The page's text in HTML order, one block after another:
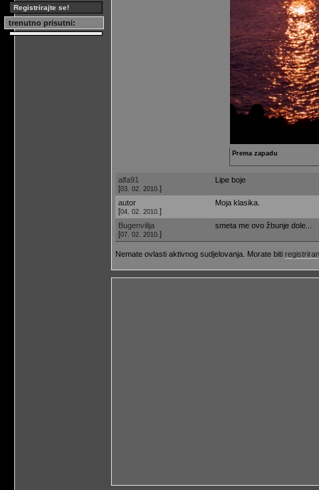
Registrirajte se!
trenutno prisutni:
Prema zapadu
alfa91
[03. 02. 2010. ]
Lipe boje
autor
[04. 02. 2010. ]
Moja klasika.
Bugenvilija
[07. 02. 2010. ]
smeta me ovo žbunje dole...
Nemate ovlasti aktivnog sudjelovanja. Morate biti